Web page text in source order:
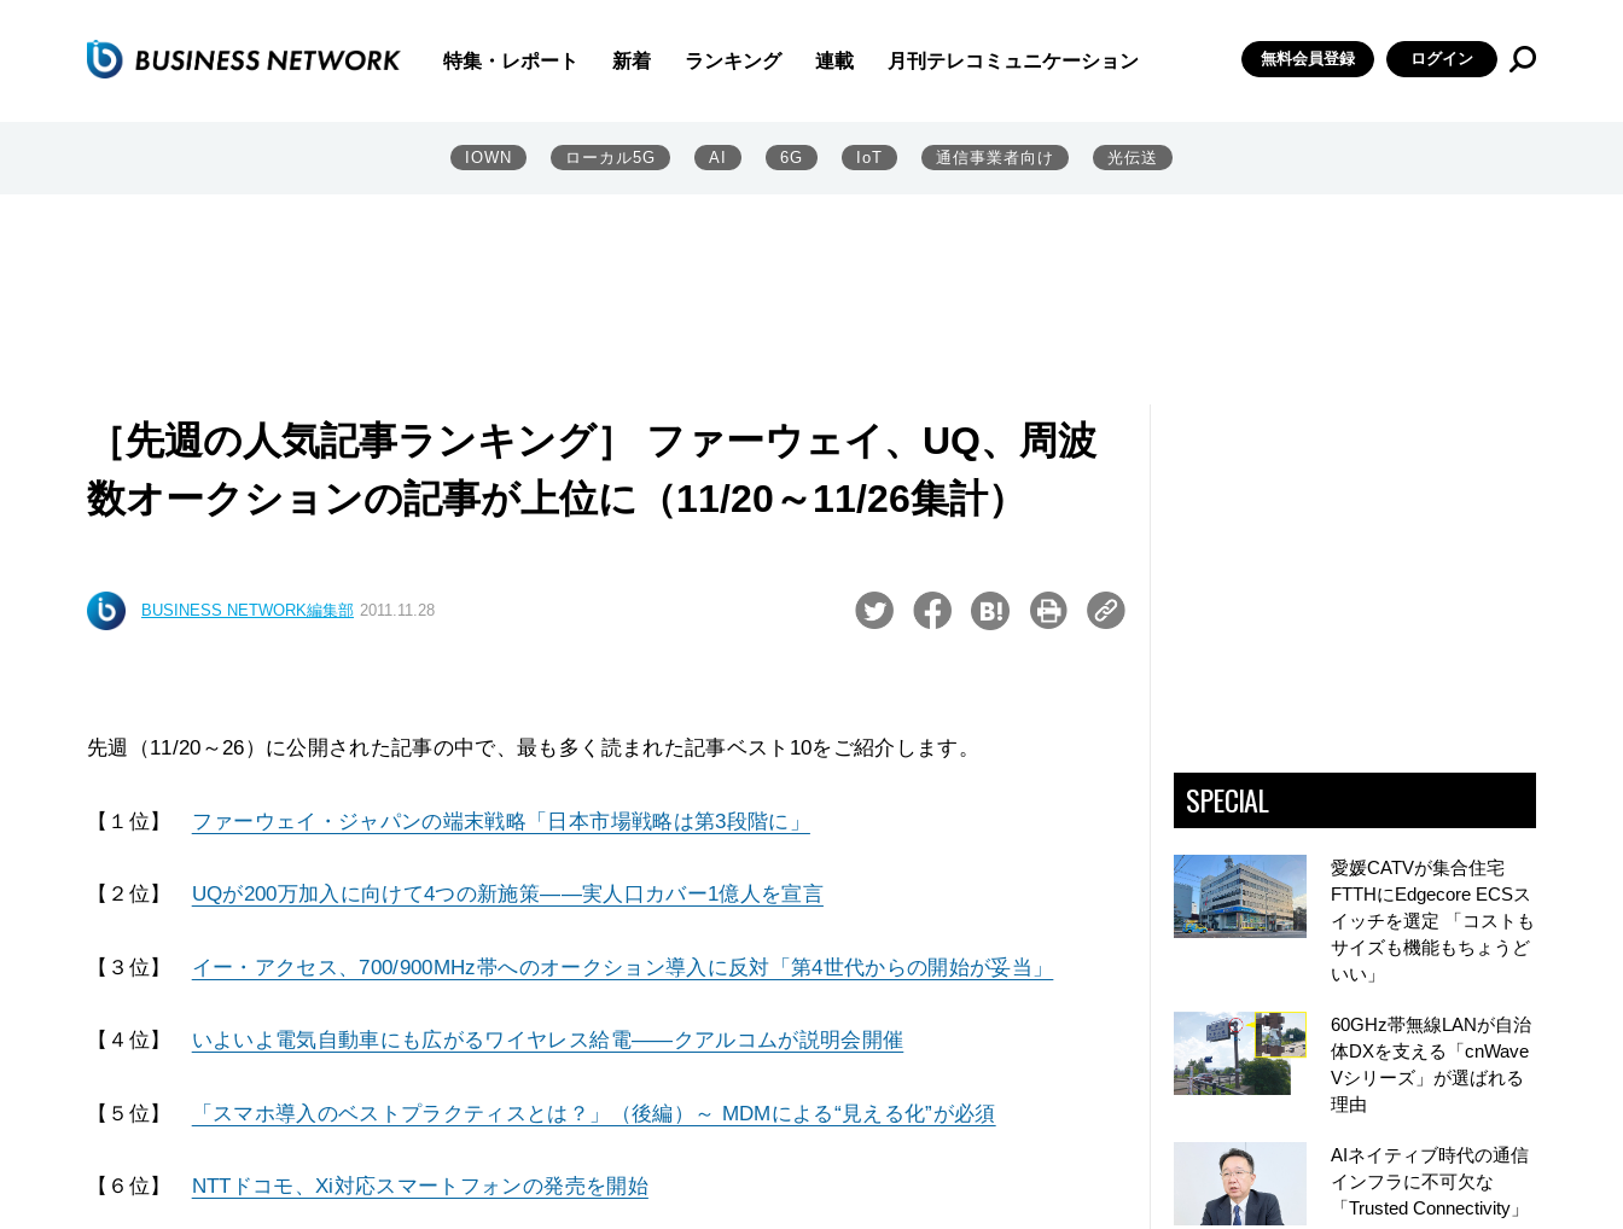
特集・レポート 新着 ランキング 連載 月刊テレコミュニケーション 無料会員登録 ログイン
IOWN ローカル5G AI 6G IoT 通信事業者向け 光伝送
［先週の人気記事ランキング］ ファーウェイ、UQ、周波
数オークションの記事が上位に（11/20～11/26集計）
BUSINESS NETWORK編集部 2011.11.28
先週（11/20～26）に公開された記事の中で、最も多く読まれた記事ベスト10をご紹介します。
【１位】 ファーウェイ・ジャパンの端末戦略「日本市場戦略は第3段階に」
【２位】 UQが200万加入に向けて4つの新施策――実人口カバー1億人を宣言
【３位】 イー・アクセス、700/900MHz帯へのオークション導入に反対「第4世代からの開始が妥当」
【４位】 いよいよ電気自動車にも広がるワイヤレス給電――クアルコムが説明会開催
【５位】 「スマホ導入のベストプラクティスとは？」（後編）～ MDMによる“見える化”が必須
【６位】 NTTドコモ、Xi対応スマートフォンの発売を開始
SPECIAL
愛媛CATVが集合住宅
FTTHにEdgecore ECSス
イッチを選定 「コストも
サイズも機能もちょうど
いい」
60GHz帯無線LANが自治
体DXを支える「cnWave
Vシリーズ」が選ばれる
理由
AIネイティブ時代の通信
インフラに不可欠な
「Trusted Connectivity」